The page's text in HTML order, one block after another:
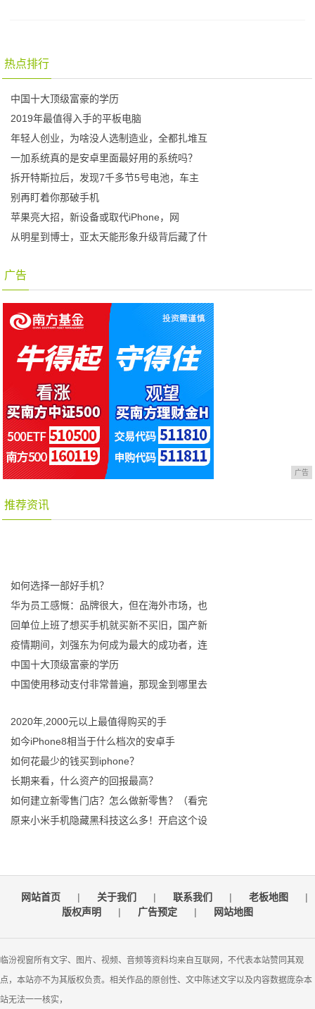
热点排行
中国十大顶级富豪的学历
2019年最值得入手的平板电脑
年轻人创业，为啥没人选制造业，全都扎堆互
一加系统真的是安卓里面最好用的系统吗？
拆开特斯拉后，发现7千多节5号电池，车主
别再盯着你那破手机
苹果亮大招，新设备或取代iPhone，网
从明星到博士，亚太天能形象升级背后藏了什
广告
广告
推荐资讯
如何选择一部好手机？
华为员工感慨：品牌很大，但在海外市场，也
回单位上班了想买手机就买新不买旧，国产新
疫情期间，刘强东为何成为最大的成功者，连
中国十大顶级富豪的学历
中国使用移动支付非常普遍，那现金到哪里去
2020年,2000元以上最值得购买的手
如今iPhone8相当于什么档次的安卓手
如何花最少的钱买到iphone？
长期来看，什么资产的回报最高？
如何建立新零售门店？怎么做新零售？（看完
原来小米手机隐藏黑科技这么多！开启这个设
网站首页 | 关于我们 | 联系我们 | 老板地图
|
版权声明
| 广告预定 | 网站地图
临汾视窗所有文字、图片、视频、音频等资料均来自互联网，不代表本站赞同其观
点，本站亦不为其版权负责。相关作品的原创性、文中陈述文字以及内容数据庞杂本
站无法一一核实，